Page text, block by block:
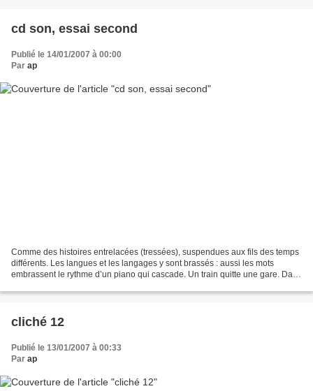
cd son, essai second
Publié le 14/01/2007 à 00:00
Par ap
Comme des histoires entrelacées (tressées), suspendues aux fils des temps
différents. Les langues et les langages y sont brassés : aussi les mots
embrassent le rythme d’un piano qui cascade. Un train quitte une gare. Dans
cliché 12
Publié le 13/01/2007 à 00:33
Par ap